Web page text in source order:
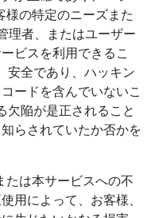
様の特定のニーズまた
理者、またはユーザー
ビスを利用できるこ
安全であり、ハッキン
ードを含んでいないこ
欠陥が是正されること
らされていたか否かを
たは本サービスへの不
用によって、お客様、